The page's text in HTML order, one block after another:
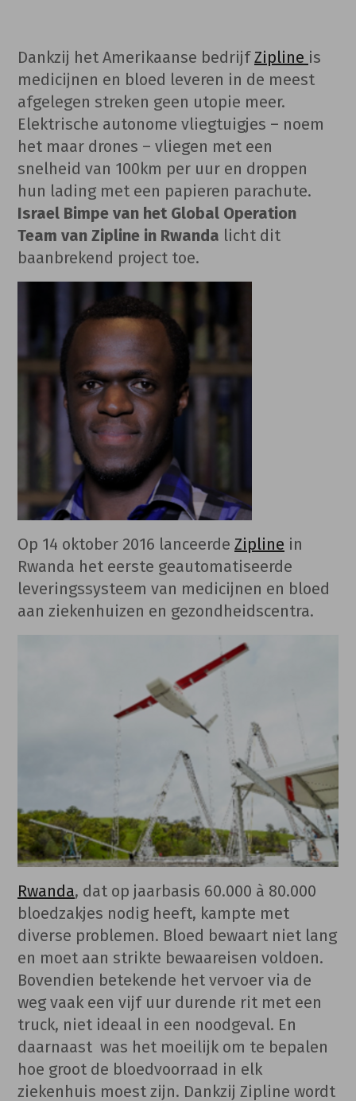
Dankzij het Amerikaanse bedrijfZipline is
medicijnen en bloed leveren in de meest
afgelegen streken geen utopie meer.
Elektrische autonome vliegtuigjes – noem
het maar drones – vliegen met een
snelheid van 100km per uur en droppen
hun lading met een papieren parachute.
Israel Bimpe van het Global Operation
Team van Zipline in Rwanda licht dit
baanbrekend project toe.
Op 14 oktober 2016 lanceerde Zipline in
Rwanda het eerste geautomatiseerde
leveringssysteem van medicijnen en bloed
aan ziekenhuizen en gezondheidscentra.
Rwanda, dat op jaarbasis 60.000 à 80.000
bloedzakjes nodig heeft, kampte met
diverse problemen. Bloed bewaart niet lang
en moet aan strikte bewaareisen voldoen.
Bovendien betekende het vervoer via de
weg vaak een vijf uur durende rit met een
truck, niet ideaal in een noodgeval. En
daarnaast was het moeilijk om te bepalen
hoe groot de bloedvoorraad in elk
ziekenhuis moest zijn. Dankzij Zipline wordt